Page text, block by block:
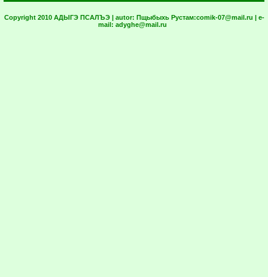
Copyright 2010 АДЫГЭ ПСАЛЪЭ | autor: Пщыбыхь Рустам:comik-07@mail.ru | e-
mail: adyghe@mail.ru